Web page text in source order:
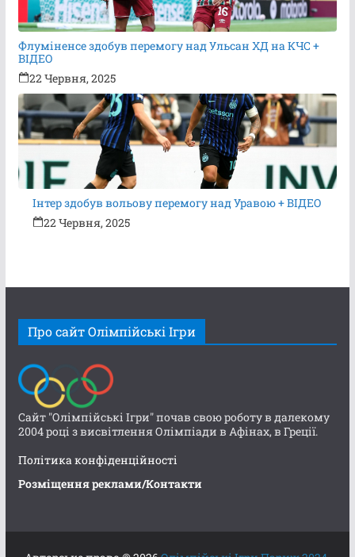
Флуміненсе здобув перемогу над Ульсан ХД на КЧС +
ВІДЕО
22 Червня, 2025
Інтер здобув вольову перемогу над Уравою + ВІДЕО
22 Червня, 2025
Про сайт Олімпійські Ігри
Сайт "Олімпійські Ігри" почав свою роботу в далекому
2004 році з висвітлення Олімпіади в Афінах, в Греції.
Політика конфіденційності
Розміщення реклами/Контакти